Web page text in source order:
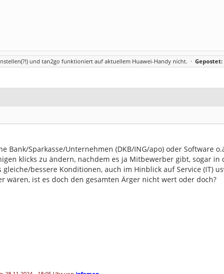
und tan2go funktioniert auf aktuellem Huawei-Handy nicht. · Gepostet:
Bank/Sparkasse/Unternehmen (DKB/ING/apo) oder Software
klicks zu ändern, nachdem es ja Mitbewerber gibt, sogar in
bessere Konditionen, auch im Hinblick auf Service (IT)
wären, ist es doch den gesamten Ärger nicht wert oder doch?